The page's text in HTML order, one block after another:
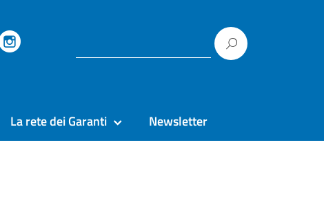
La rete dei Garanti Newsletter